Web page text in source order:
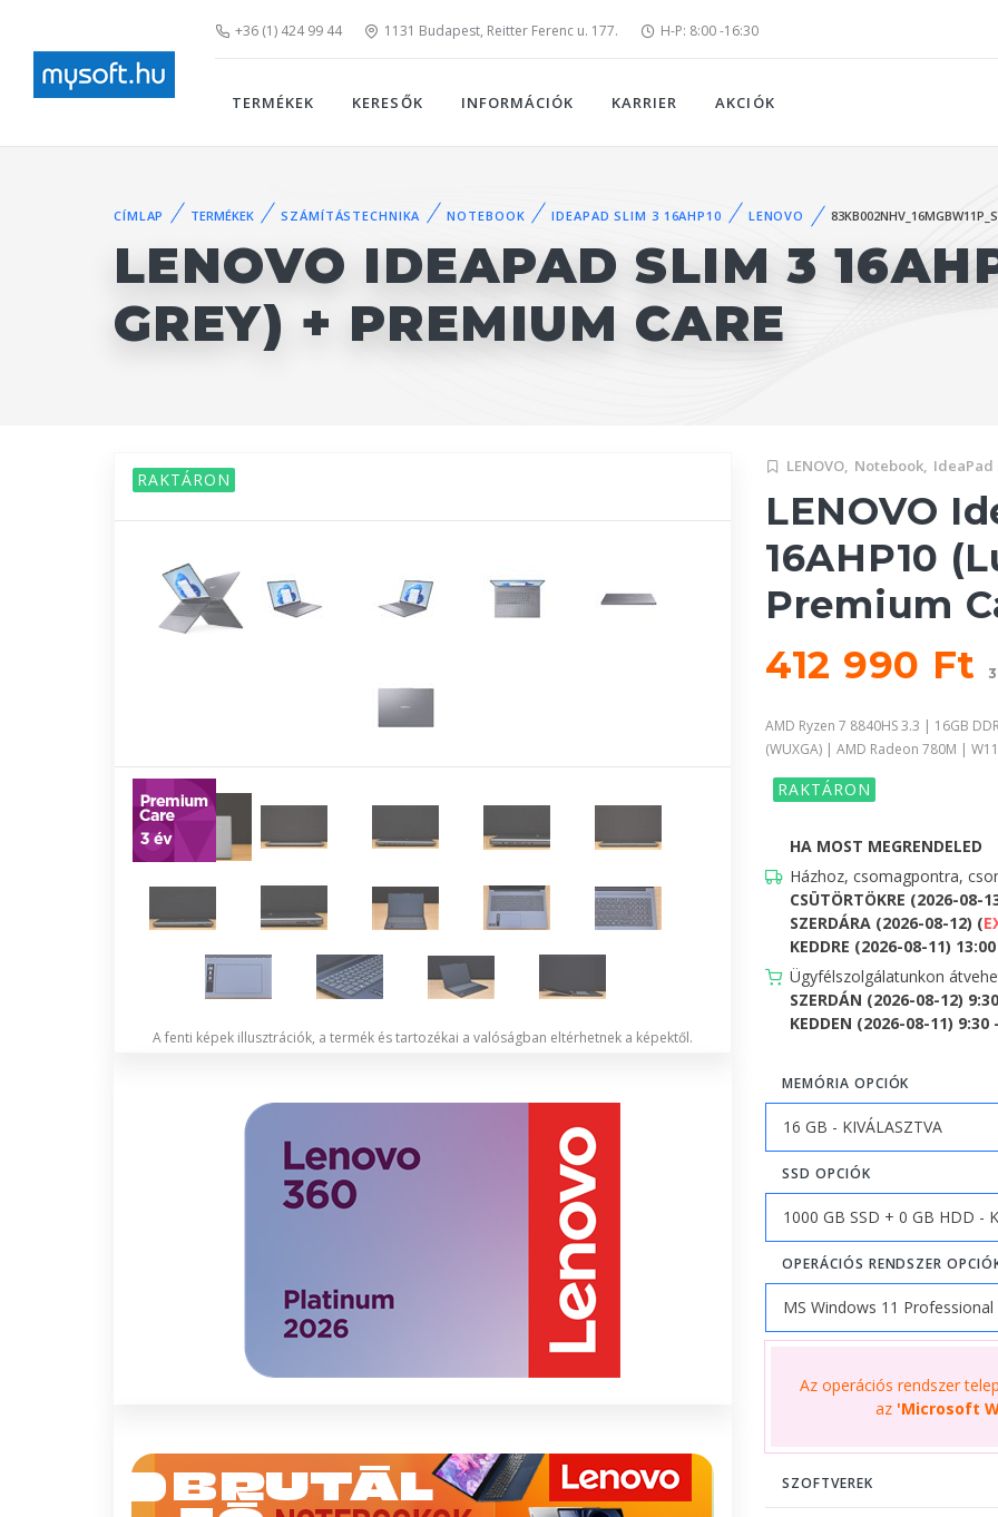
+36 (1) 424 99 44 1131 Budapest, Reitter Ferenc u. 177. H-P: 8:00 -16:30
TERMÉKEK KERESŐK INFORMÁCIÓK KARRIER AKCIÓK
CÍMLAP TERMÉKEK SZÁMÍTÁSTECHNIKA NOTEBOOK IDEAPAD SLIM 3 16AHP10 LENOVO 83KB002NHV_16MGBW11P_S
LENOVO IDEAPAD SLIM 3
GREY) + PREMIUM CARE
RAKTÁRON
A fenti képek illusztrációk, a termék és tartozékai a valóságban eltérhetnek a képektől.
LENOVO, Notebook, IdeaPad
LENOVO
16AHP10
Premium
412 990 Ft
AMD Ryzen 7 8840HS 3.3 | 16GB
(WUXGA) | AMD Radeon 780M |
RAKTÁRON
HA MOST MEGRENDELED
Házhoz, csomagpontra,
CSÜTÖRTÖKRE (2026-08-
SZERDÁRA (2026-08-12) (
KEDDRE (2026-08-11)
Ügyfélszolgálatunkon
SZERDÁN (2026-08-12)
KEDDEN (2026-08-11) 9:30
MEMÓRIA OPCIÓK
SSD OPCIÓK
OPERÁCIÓS RENDSZER
Az operációs rendszer
az 'Microsoft
SZOFTVEREK